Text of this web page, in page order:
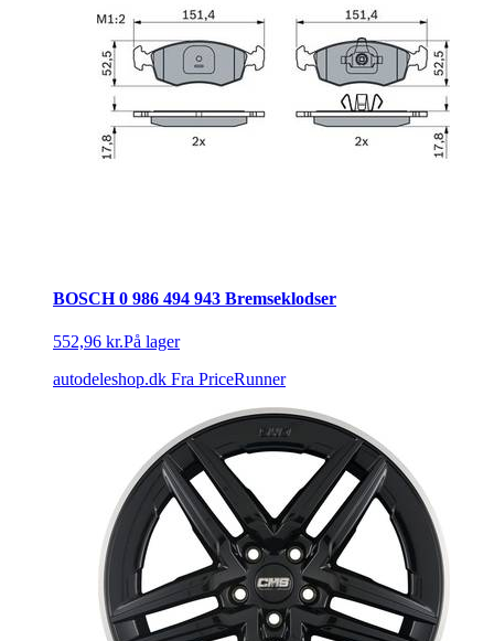
BOSCH 0 986 494 943 Bremseklodser
552,96 kr.På lager
autodeleshop.dk Fra PriceRunner